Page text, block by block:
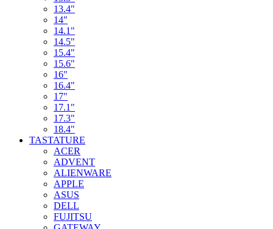
13.4"
14"
14.1"
14.5"
15.4"
15.6"
16"
16.4"
17"
17.1"
17.3"
18.4"
TASTATURE
ACER
ADVENT
ALIENWARE
APPLE
ASUS
DELL
FUJITSU